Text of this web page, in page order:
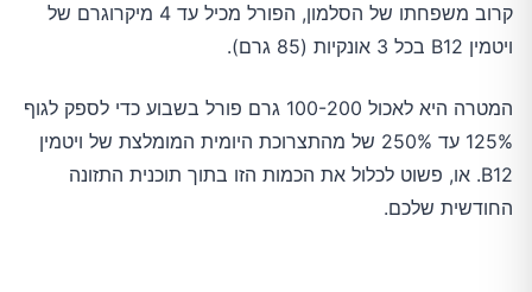
קרוב משפחתו של הסלמון, הפורל מכיל עד 4 מיקרוגרם של
ויטמין B12 בכל 3 אונקיות (85 גרם).
המטרה היא לאכול 100-200 גרם פורל בשבוע כדי לספק לגוף
125% עד 250% של מהתצרוכת היומית המומלצת של ויטמין
B12. או, פשוט לכלול את הכמות הזו בתוך תוכנית התזונה
החודשית שלכם.